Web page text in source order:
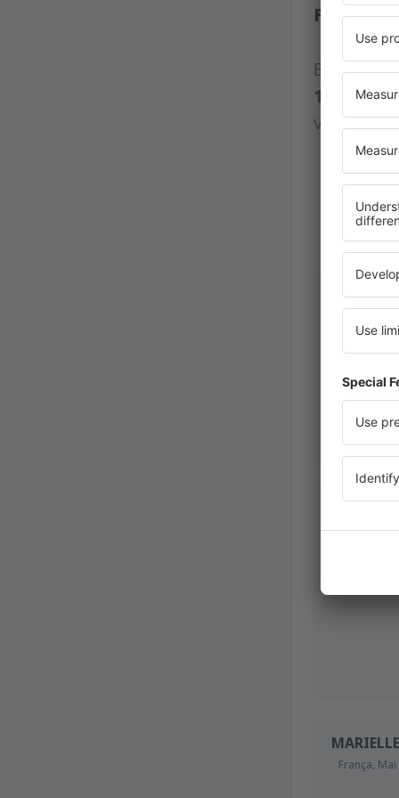
1773
Martina
Anna
Alemanha,
MARIELLE
França, Mai